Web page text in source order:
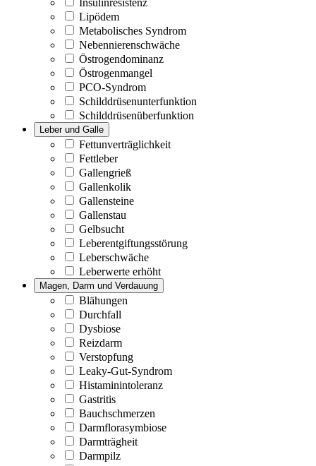
Lipödem
Metabolisches Syndrom
Nebennierenschwäche
Östrogendominanz
Östrogenmangel
PCO-Syndrom
Schilddrüsenunterfunktion
Schilddrüsenüberfunktion
Leber und Galle
Fettunverträglichkeit
Fettleber
Gallengrieß
Gallenkolik
Gallensteine
Gallenstau
Gelbsucht
Leberentgiftungsstörung
Leberschwäche
Leberwerte erhöht
Magen, Darm und Verdauung
Blähungen
Durchfall
Dysbiose
Reizdarm
Verstopfung
Leaky-Gut-Syndrom
Histaminintoleranz
Gastritis
Bauchschmerzen
Darmflorasymbiose
Darmträgheit
Darmpilz